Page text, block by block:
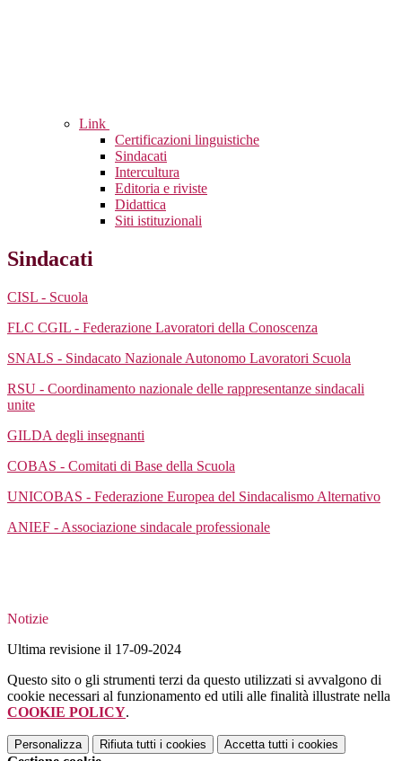
Link
Certificazioni linguistiche
Sindacati
Intercultura
Editoria e riviste
Didattica
Siti istituzionali
Sindacati
CISL - Scuola
FLC CGIL - Federazione Lavoratori della Conoscenza
SNALS - Sindacato Nazionale Autonomo Lavoratori Scuola
RSU - Coordinamento nazionale delle rappresentanze sindacali
unite
GILDA degli insegnanti
COBAS - Comitati di Base della Scuola
UNICOBAS - Federazione Europea del Sindacalismo Alternativo
ANIEF - Associazione sindacale professionale
Notizie
Ultima revisione il 17-09-2024
Questo sito o gli strumenti terzi da questo utilizzati si avvalgono di
cookie necessari al funzionamento ed utili alle finalità illustrate nella
COOKIE POLICY.
Personalizza Rifiuta tutti i cookies Accetta tutti i cookies